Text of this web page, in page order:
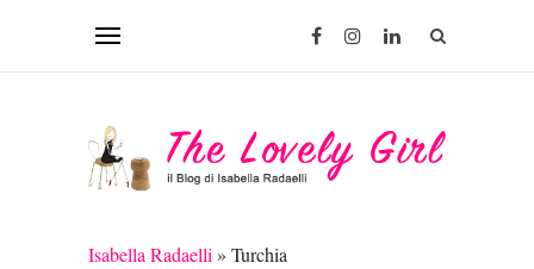
Isabella Radaelli » Turchia